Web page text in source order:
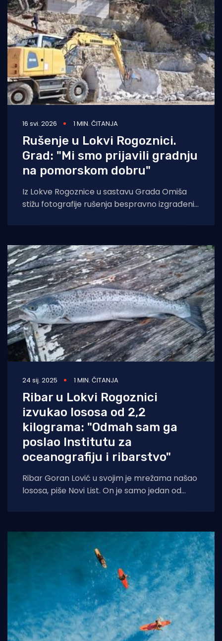
Turizam i nautika
Pomorstvo
Ribolov
Ekologija
Tradicija i kultura
16 svi. 2026 1 MIN. ČITANJA
Rušenje u Lokvi Rogoznici.
Grad: "Mi smo prijavili gradnju
na pomorskom dobru"
Iz Lokve Rogoznice u sastavu Grada Omiša
stižu fotografije rušenja bespravno izgrađenih
smo upitali
24 sij. 2025 1 MIN. ČITANJA
Ribar u Lokvi Rogoznici
izvukao lososa od 2,2
kilograma: "Odmah sam ga
poslao Institutu za
oceanografiju i ribarstvo"
Ribar Goran Lović u svojim je mrežama našao
lososa, piše Novi List. On je samo jedan od